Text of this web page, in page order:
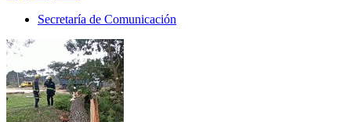
Secretaría de Comunicación